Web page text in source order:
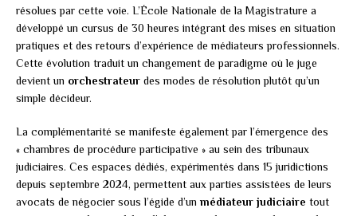
résolues par cette voie. L’École Nationale de la Magistrature a
développé un cursus de 30 heures intégrant des mises en situation
pratiques et des retours d’expérience de médiateurs professionnels.
Cette évolution traduit un changement de paradigme où le juge
devient un orchestrateur des modes de résolution plutôt qu’un
simple décideur.
La complémentarité se manifeste également par l’émergence des
« chambres de procédure participative » au sein des tribunaux
judiciaires. Ces espaces dédiés, expérimentés dans 15 juridictions
depuis septembre 2024, permettent aux parties assistées de leurs
avocats de négocier sous l’égide d’un médiateur judiciaire tout